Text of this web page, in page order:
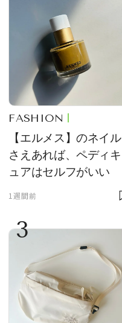
FASHION
【エルメス】のネイル
さえあれば、ペディキ
ュアはセルフがいい
1週間前
3